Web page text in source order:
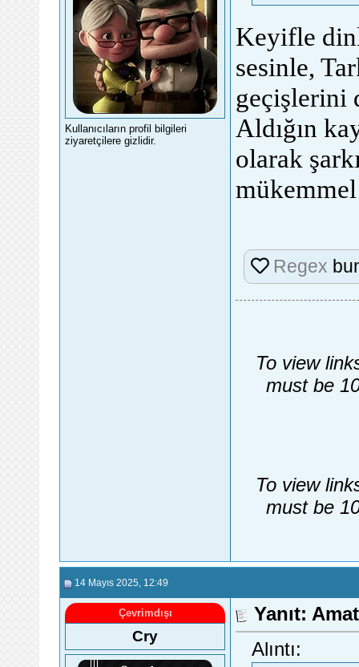
Kullanıcıların profil bilgileri
ziyaretçilere gizlidir.
Keyifle
sesinle,
geçişlerini
Aldığın
olarak
Regex
To view
must be
To view
must be
14 Mayıs 2025 , 12:49
Çevrimdışı
Cry
Yanıt:
Alıntı: